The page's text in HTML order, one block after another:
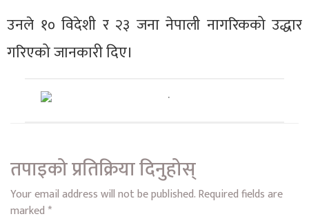
उनले १० विदेशी र २३ जना नेपाली नागरिकको उद्धार
गरिएको जानकारी दिए।
तपाइको प्रतिक्रिया दिनुहोस्
Your email address will not be published.Required fields are
marked *